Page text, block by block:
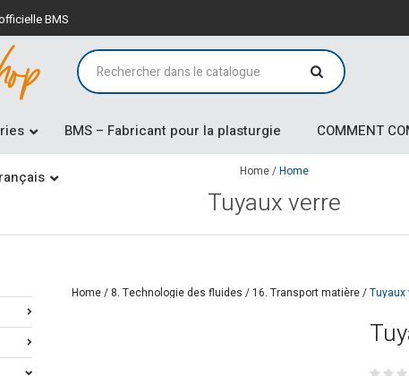
BMS
BMS – Fabricant pour la plasturgie COMMENT
Home/Home
Tuyaux verre
Home/8. Technologie des fluides /16. Transport matière/Tuyaux